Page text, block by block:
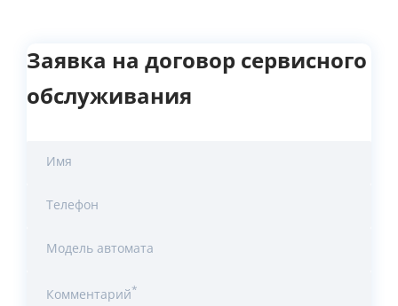
Заявка на договор сервисного
обслуживания
Имя
Телефон
Модель автомата
Комментарий*